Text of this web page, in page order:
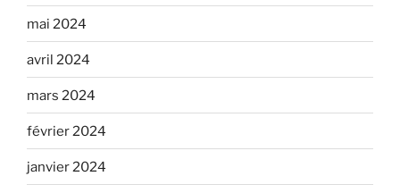
mai 2024
avril 2024
mars 2024
février 2024
janvier 2024